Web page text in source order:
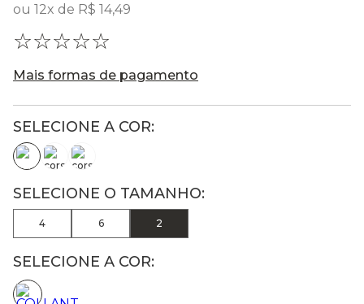
ou 12x de R$ 14,49
☆☆☆☆☆
Mais formas de pagamento
4 6 2
SELECIONE A COR: